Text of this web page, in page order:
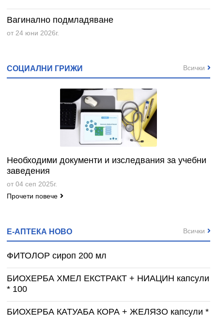
Вагинално подмладяване
от 24 юни 2026г.
СОЦИАЛНИ ГРИЖИ
Необходими документи и изследвания за учебни
заведения
от 04 сеп 2025г.
Прочети повече
Всички
Е-АПТЕКА НОВО
ФИТОЛОР сироп 200 мл
БИОХЕРБА ХМЕЛ ЕКСТРАКТ + НИАЦИН капсули
* 100
БИОХЕРБА КАТУАБА КОРА + ЖЕЛЯЗО капсули *
Всички